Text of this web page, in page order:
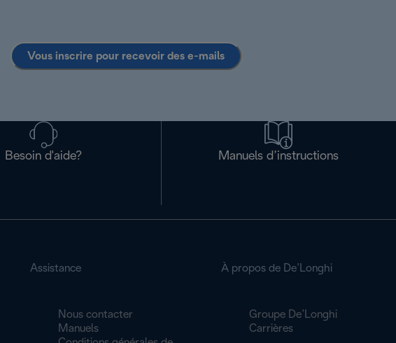
Vous inscrire pour recevoir des e-mails
Besoin d'aide? Manuels d’instructions
Assistance
Nous contacter
Manuels
À propos de De’Longhi
Groupe De’Longhi
Carrières